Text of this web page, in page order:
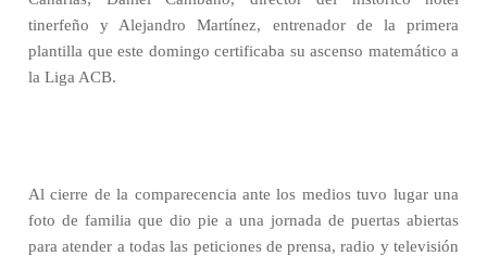
tinerfeño y Alejandro Martínez, entrenador de la primera
plantilla que este domingo certificaba su ascenso matemático a
la Liga ACB.
Al cierre de la comparecencia ante los medios tuvo lugar una
foto de familia que dio pie a una jornada de puertas abiertas
para atender a todas las peticiones de prensa, radio y televisión